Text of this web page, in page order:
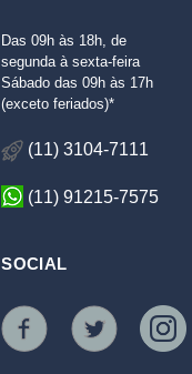
Das 09h às 18h, de
segunda à sexta-feira
Sábado das 09h às 17h
(exceto feriados)*
(11) 3104-7111
(11) 91215-7575
SOCIAL